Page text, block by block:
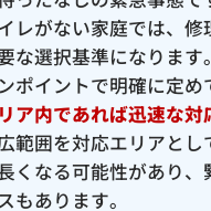
レがない家庭では、修
な選択基準になります。
ポイントで明確に定め
ア内であれば迅速な対
範囲を対応エリアとし
くなる可能性があり、
もあります。